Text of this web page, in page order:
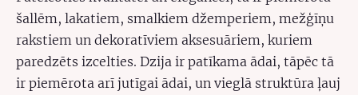
šallēm, lakatiem, smalkiem džemperiem, mežģīņu
rakstiem un dekoratīviem aksesuāriem, kuriem
paredzēts izcelties. Dzija ir patīkama ādai, tāpēc tā
ir piemērota arī jutīgai ādai, un vieglā struktūra ļauj